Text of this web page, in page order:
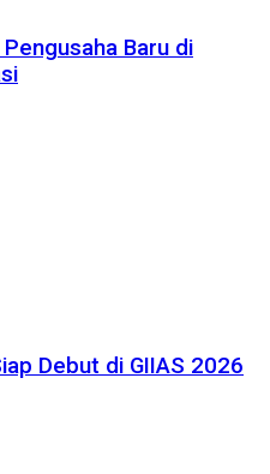
Baru di
Debut di GIIAS 2026